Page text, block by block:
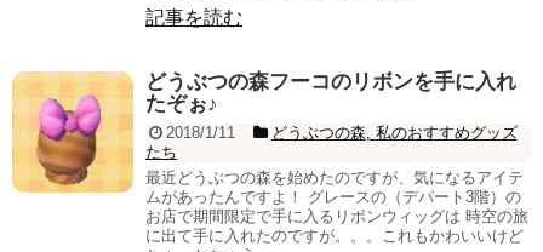
記事を読む
どうぶつの森フーコのリボンを手に入れ
たぞぉ♪
2018/1/11 どうぶつの森 私のおすすめグッズ
たち
最近どうぶつの森を始めたのですが、気になるアイテ
ムがあったんですよ！ グレースの（デパート3階）の
お店で期間限定で手に入るリボンウィッグは 時空の旅
に出て手に入れたのですが。。。これもかわいいけど